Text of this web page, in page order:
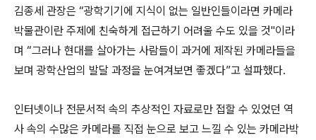
김종세 관장은 “광학기기에 지식이 없는 일반인들이라면 카메라
박물관이란 주제에 친숙하게 접근하기 어려울 수도 있을 것"이라
며 “그러나 현대를 살아가는 사람들이 과거에 제작된 카메라들을
보며 광학산업의 발달 과정을 눈여겨보면 좋겠다”고 설파했다.
인터넷이나 전문서적 속의 추상적인 자료로만 접할 수 있었던 역
사 속의 수많은 카메라를 직접 눈으로 보고 느낄 수 있는 카메라박